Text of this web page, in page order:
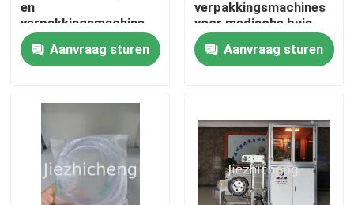
Fabriekstocht
Neem contact met ons op
Vraag een offerte
en
verpakkingsmachine
Zuigverbindingsbuiswikkel-
en
verpakkingsapparatuur
Aanvraag sturen
verpakkingsmachines
voor medische buis
Automatische
neuskanneel Wikkeling
en afdichting BYG002
Aanvraag sturen